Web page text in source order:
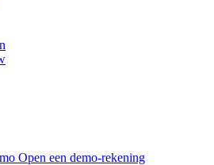
Open een demo-rekening